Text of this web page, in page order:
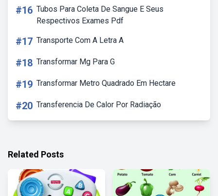
#16 Tubos Para Coleta De Sangue E Seus
Respectivos Exames Pdf
#17 Transporte Com A Letra A
#18 Transformar Mg Para G
#19 Transformar Metro Quadrado Em Hectare
#20 Transferencia De Calor Por Radiação
Related Posts